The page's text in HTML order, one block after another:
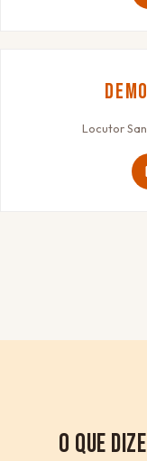
Locutor
O QUE